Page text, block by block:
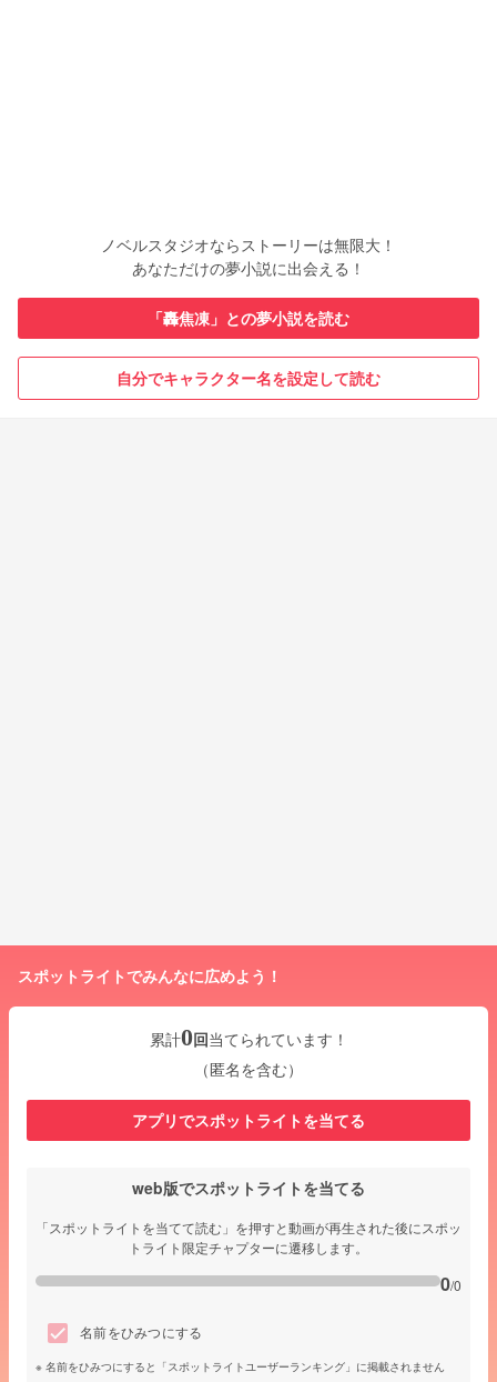
ノベルスタジオならストーリーは無限大！
あなただけの夢小説に出会える！
「轟焦凍」との夢小説を読む
自分でキャラクター名を設定して読む
スポットライトでみんなに広めよう！
累計0回当てられています！
（匿名を含む）
アプリでスポットライトを当てる
web版でスポットライトを当てる
「スポットライトを当てて読む」を押すと動画が再生された後にスポッ
トライト限定チャプターに遷移します。
0/0
名前をひみつにする
名前をひみつにすると「スポットライトユーザーランキング」に掲載されません